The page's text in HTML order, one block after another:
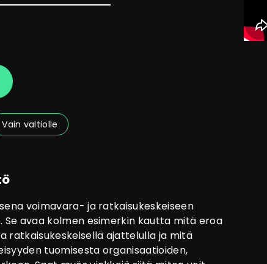
Vain valtiolle
voimavara- ja ratkaisukeskeiseen
avaa kolmen esimerkin kautta mitä eroa
ratkaisukeskeisellä ajattelulla ja mitä
tuomisesta organisaatioiden,